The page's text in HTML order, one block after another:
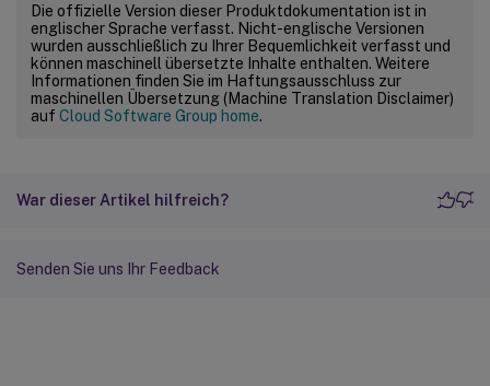
Die offizielle Version dieser Produktdokumentation ist in
englischer Sprache verfasst. Nicht-englische Versionen
wurden ausschließlich zu Ihrer Bequemlichkeit verfasst und
können maschinell übersetzte Inhalte enthalten. Weitere
Informationen finden Sie im Haftungsausschluss zur
maschinellen Übersetzung (Machine Translation Disclaimer)
auf Cloud Software Group home.
War dieser Artikel hilfreich?
Senden Sie uns Ihr Feedback